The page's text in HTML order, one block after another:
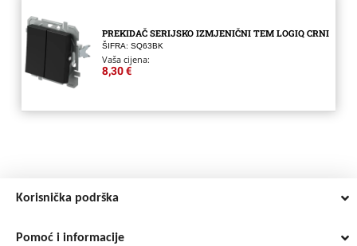
PREKIDAČ SERIJSKO IZMJENIČNI TEM LOGIQ CRNI
ŠIFRA: SQ63BK
Vaša cijena:
8,30 €
Korisnička podrška
Pomoć i informacije